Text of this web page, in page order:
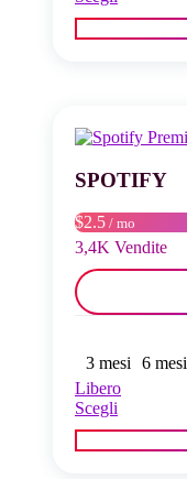
prodotto
ha
possono
scelte
nella
pagina
del
prodotto
SPOTIFY
$2.5 / mo
3,4K Vendite
3 mesi 6 mesi
Libero
Scegli
prodotto
ha